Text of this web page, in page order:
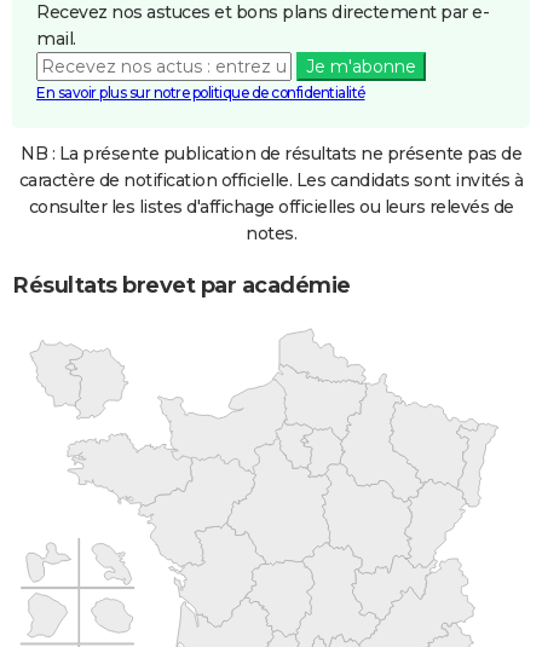
Recevez nos astuces et bons plans directement par e-
mail.
Je m'abonne
En savoir plus sur notre politique de confidentialité
NB : La présente publication de résultats ne présente pas de
caractère de notification officielle. Les candidats sont invités à
consulter les listes d'affichage officielles ou leurs relevés de
notes.
Résultats brevet par académie